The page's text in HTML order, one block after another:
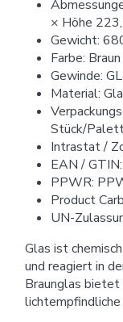
× Höhe
Gewicht:
Farbe:
Gewinde:
Material:
Stück/
Intrastat /
EAN /
PPWR:
Product
UN-
Glas ist
und reagiert in
Braunglas bietet